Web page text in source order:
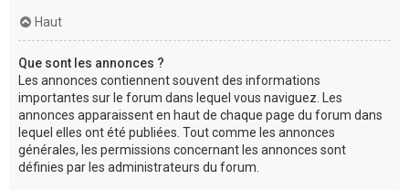
Haut
Que sont les annonces ?
Les annonces contiennent souvent des informations
importantes sur le forum dans lequel vous naviguez. Les
annonces apparaissent en haut de chaque page du forum dans
lequel elles ont été publiées. Tout comme les annonces
générales, les permissions concernant les annonces sont
définies par les administrateurs du forum.